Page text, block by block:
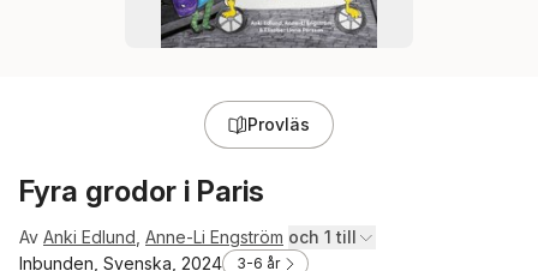
Provläs
Fyra grodor i Paris
Av Anki Edlund Anne-Li Engström och 1 till
Inbunden, Svenska, 2024
3-6 år